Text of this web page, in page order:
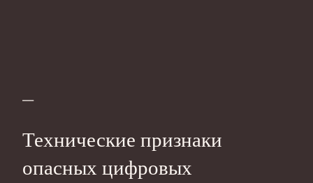
—
Технические признаки
опасных цифровых